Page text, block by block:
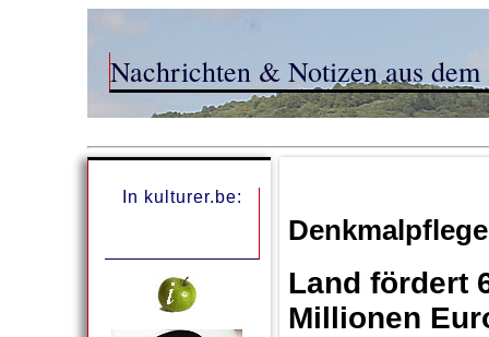
Nachrichten & Notizen aus
In kulturer.be:
Denkmalpflege
Land fördert
Millionen